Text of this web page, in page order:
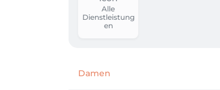
Alle
Dienstleistung
en
Damen